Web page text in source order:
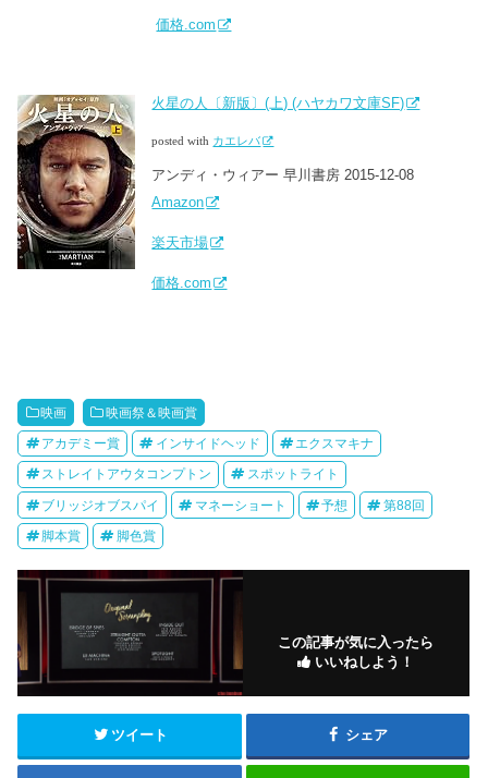
価格.com
火星の人〔新版〕(上) (ハヤカワ文庫SF)
posted with カエレバ
アンディ・ウィアー 早川書房 2015-12-08
Amazon
楽天市場
価格.com
映画 映画祭＆映画賞
アカデミー賞 インサイドヘッド エクスマキナ
ストレイトアウタコンプトン スポットライト
ブリッジオブスパイ マネーショート 予想 第88回
脚本賞 脚色賞
この記事が気に入ったら
いいねしよう！
ツイート シェア